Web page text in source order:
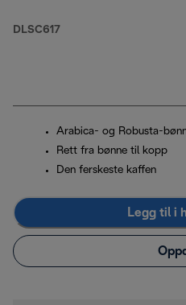
DLSC617
Arabica- og Robusta-
Rett fra bønne til kopp
Den ferskeste kaffen
Legg til i